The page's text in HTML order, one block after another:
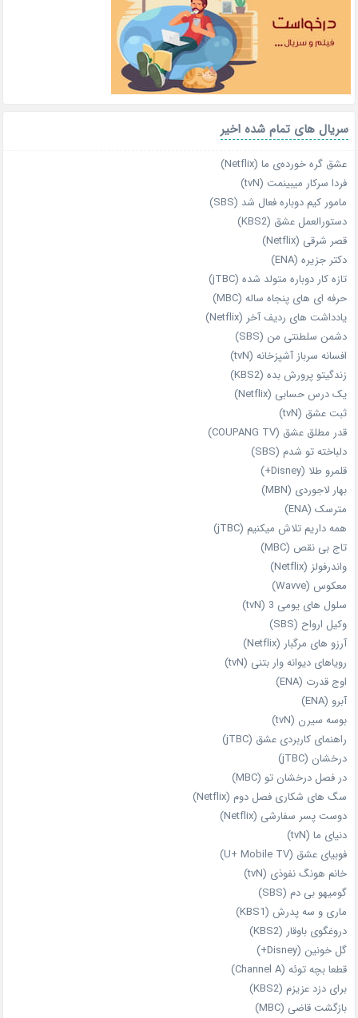
سریال های تمام شده اخیر
عشق گره خورده‌ی ما (Netflix)
فردا سرکار میبینمت (tvN)
مامور کیم دوباره فعال شد (SBS)
دستورالعمل عشق (KBS2)
قصر شرقی (Netflix)
دکتر جزیره (ENA)
تازه‌ کار دوباره‌ متولد شده (jTBC)
حرفه‌ ای‌ های پنجاه‌ ساله (MBC)
یادداشت‌ های ردیف آخر (Netflix)
دشمن سلطنتی من (SBS)
افسانه سرباز آشپزخانه (tvN)
زندگیتو پرورش بده (KBS2)
یک درس حسابی (Netflix)
ثبت عشق (tvN)
قدر مطلق عشق (COUPANG TV)
دلباخته تو شدم (SBS)
قلمرو طلا (Disney+)
بهار لاجوردی (MBN)
مترسک (ENA)
همه داریم تلاش میکنیم (jTBC)
تاج بی‌ نقص (MBC)
واندرفولز (Netflix)
معکوس (Wavve)
سلول های یومی 3 (tvN)
وکیل ارواح (SBS)
آرزو های مرگبار (Netflix)
رویاهای دیوانه‌ وار بتنی (tvN)
اوج قدرت (ENA)
آبرو (ENA)
بوسه سیرن (tvN)
راهنمای کاربردی عشق (jTBC)
درخشان (jTBC)
در فصل درخشان تو (MBC)
سگ های شکاری فصل دوم (Netflix)
دوست‌ پسر سفارشی (Netflix)
دنیای ما (tvN)
فوبیای عشق (U+ Mobile TV)
خانم هونگ نفوذی (tvN)
گومیهو بی دم (SBS)
ماری و سه پدرش (KBS1)
دروغگوی باوقار (KBS2)
گل خونین (Disney+)
قطعا بچه توئه (Channel A)
برای دزد عزیزم (KBS2)
بازگشت قاضی (MBC)